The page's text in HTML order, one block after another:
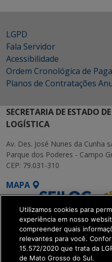
LGPD
Fala Servidor
Acessibilidade
Ordem Cronológica de
Planos de Contratações
SECRETARIA DE ESTADO
LOGÍSTICA
Av. Des. José Nunes da Cunha
Parque dos Poderes - Campo
CEP: 79.031-310
MAPA
SETDIG | Secretaria-
Utilizamos cookies para
experiência em nosso
compreender quais
relevantes para você.
15.572/2020 que trata da
de Mato Grosso do Sul.